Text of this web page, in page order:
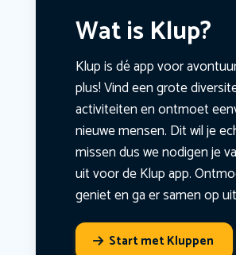
Wat is Klup?
Klup is dé app voor
plus! Vind een grote
activiteiten en ontmoet
nieuwe mensen. Dit wil je
missen dus we nodigen je
uit voor de Klup app.
geniet en ga er samen op
Start met Kluppen